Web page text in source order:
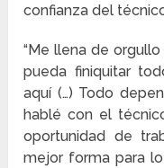
confianza del
“Me llena de
pueda finiquitar
aquí (…) Todo
hablé con el
oportunidad de
mejor forma para